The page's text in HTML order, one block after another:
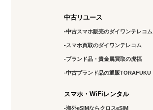
中古リユース
中古スマホ販売のダイワンテレコム
スマホ買取のダイワンテレコム
ブランド品・貴金属買取の虎福
中古ブランド品の通販TORAFUKU
スマホ・WiFiレンタル
海外eSIMならクロスeSIM